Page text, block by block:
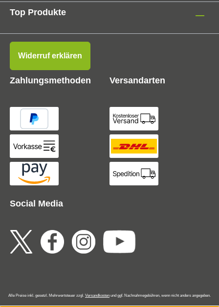
Top Produkte
Social Media
Widerruf erklären
Zahlungsmethoden Versandarten
Alle Preise inkl. gesetzl. Mehrwertsteuer zzgl. Versandkosten und ggf. Nachnahmegebühren, wenn nicht anders angegeben.